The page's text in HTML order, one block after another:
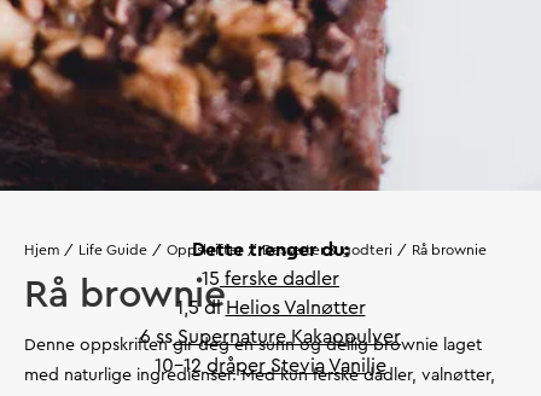
Hjem Life Guide Oppskrifter Desserter & godteri Rå brownie
Rå brownie
Denne oppskriften gir deg en sunn og deilig brownie laget
med naturlige ingredienser. Med kun ferske dadler, valnøtter,
Dette trenger du:
15 ferske dadler
1,5 dl Helios Valnøtter
6 ssSupernature Kakaopulver
10-12 dråper Stevia Vanilje